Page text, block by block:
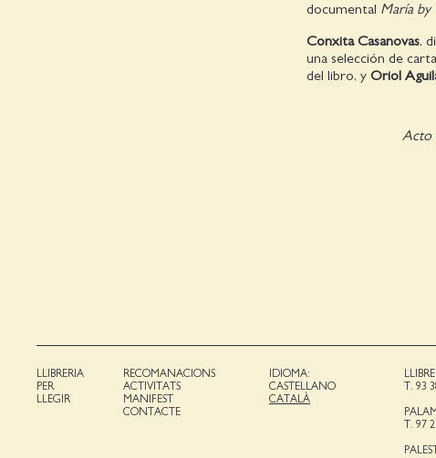
documental María by
Conxita Casanovas,
una selección de
del libro, y Oriol
Acto
LLIBRERIA
PER
LLEGIR
RECOMANACIONS
ACTIVITATS
MANIFEST
CONTACTE
IDIOMA:
CASTELLANO
CATALÀ
T. 93
T. 97